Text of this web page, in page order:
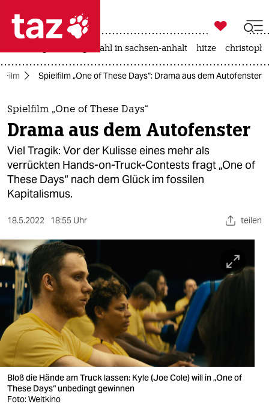
 taz zahl ich
taz zahl ich
themen
politik
öko
gesellschaft
kultur
sport
berlin
nord
wahrheit
verlag
verlag
veranstaltungen

taz zahl ich
landtagswahl in sachsen-anhalt hitze
Film Spielfilm „One of These Days“: Drama aus dem Autofenster
Spielfilm „One of These Days“
Drama aus dem Autofenster
Viel Tragik: Vor der Kulisse eines mehr als
verrückten Hands-on-Truck-Contests fragt „One of
These Days“ nach dem Glück im fossilen
Kapitalismus.
18.5.2022 18:55 Uhr teilen
Bloß die Hände am Truck lassen: Kyle (Joe Cole) will in „One of
These Days“ unbedingt gewinnen
Foto: Weltkino